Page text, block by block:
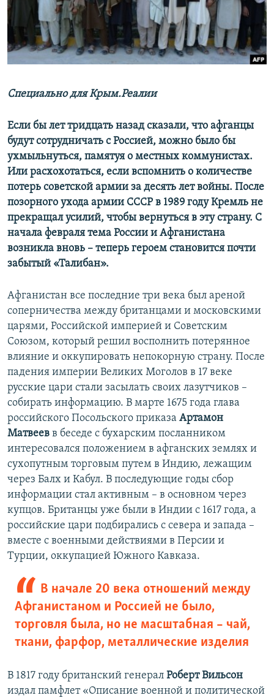
ПОБЕДИТЕЛЕЙ НЕ СУДЯТ?
КРЫМ.НЕПОКОРЕННЫЙ
ELIFBE
ПРИСОЕДИНЯЙТЕСЬ!
Все сайты RFE/RL
Специально для Крым.Реалии
Если бы лет тридцать назад сказали, что афганцы
будут сотрудничать с Россией, можно было бы
ухмыльнуться, памятуя о местных коммунистах.
Или расхохотаться, если вспомнить о количестве
потерь советской армии за десять лет войны. После
позорного ухода армии СССР в 1989 году Кремль не
прекращал усилий, чтобы вернуться в эту страну. С
начала февраля тема России и Афганистана
возникла вновь – теперь героем становится почти
забытый «Талибан».
Афганистан все последние три века был ареной
соперничества между британцами и московскими
царями, Российской империей и Советским
Союзом, который решил восполнить потерянное
влияние и оккупировать непокорную страну. После
падения империи Великих Моголов в 17 веке
русские цари стали засылать своих лазутчиков –
собирать информацию. В марте 1675 года глава
российского Посольского приказа Артамон
Матвеев в беседе с бухарским посланником
интересовался положением в афганских землях и
сухопутным торговым путем в Индию, лежащим
через Балх и Кабул. В последующие годы сбор
информации стал активным – в основном через
купцов. Британцы уже были в Индии с 1617 года, а
российские цари подбирались с севера и запада –
вместе с военными действиями в Персии и
Турции, оккупацией Южного Кавказа.
В начале 20 века отношений между
Афганистаном и Россией не было,
торговля была, но не масштабная – чай,
ткани, фарфор, металлические изделия
В 1817 году британский генерал Роберт Вильсон
издал памфлет «Описание военной и политической